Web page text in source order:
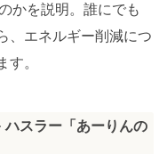
かを説明。誰にでも
、エネルギー削減につ
す。
スラー「あーりんの